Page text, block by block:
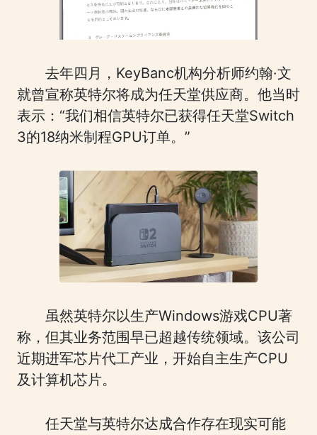
去年四月，KeyBanc机构分析师约翰·文
就曾宣称英特尔将成为任天堂供应商。他当时
表示：“我们相信英特尔已获得任天堂Switch
3的18纳米制程GPU订单。”
虽然英特尔以生产Windows游戏CPU著
称，但其业务范围早已超越传统领域。该公司
近期进军芯片代工产业，开始自主生产CPU
及计算机芯片。
任天堂与英特尔达成合作存在现实可能